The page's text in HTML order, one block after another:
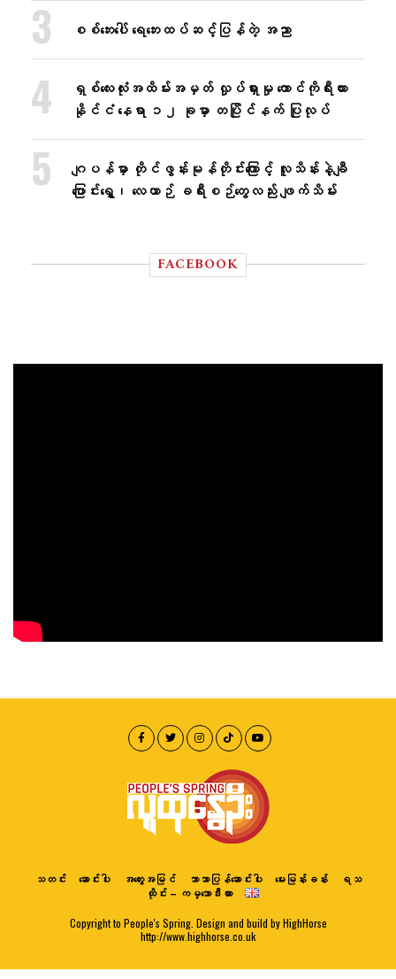
စစ်ဘေးပေါ် ရေဘေးထပ်ဆင့်ပြန်တဲ့ အညာ
ရှစ်လေးလုံးအထိမ်းအမှတ် လှုပ်ရှားမှု တောင်ကိုရီးယား
နိုင်ငံ နေရာ ၁၂ ခုမှာ တပြိုင်နက် ပြုလုပ်
ဂျပန်မှာ တိုင်ဖွန်းမုန်တိုင်းကြောင့် လူသိန်းနဲ့ချီ
ပြောင်းရွှေ့၊ လေယာဉ် ခရီးစဉ်တွေလည်း ဖျက်သိမ်း
FACEBOOK
သတင်း ဆောင်းပါး အတွေးအမြင် ဘာသာပြန်ဆောင်းပါး မေးမြန်းခန်း
ရသ
ထိုင်း – ကမ္ဘောဒီးယား
Copyright to People's Spring. Design and build by HighHorse
http://www.highhorse.co.uk